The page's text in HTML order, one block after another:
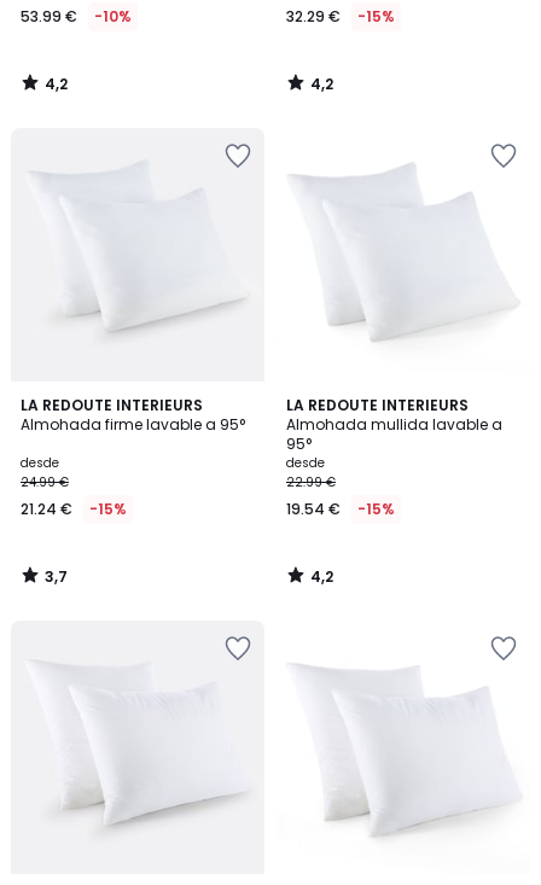
53.99 € -10%
4,2
/
32.29 € -15%
4,2
/
LA REDOUTE INTERIEURS
Almohada firme lavable a 95°
desde
24.99 €
21.24 € -15%
3,7
/ 5
3,7
/
LA REDOUTE INTERIEURS
Almohada mullida lavable a
95°
desde
22.99 €
19.54 € -15%
4,2
/ 5
4,2
/